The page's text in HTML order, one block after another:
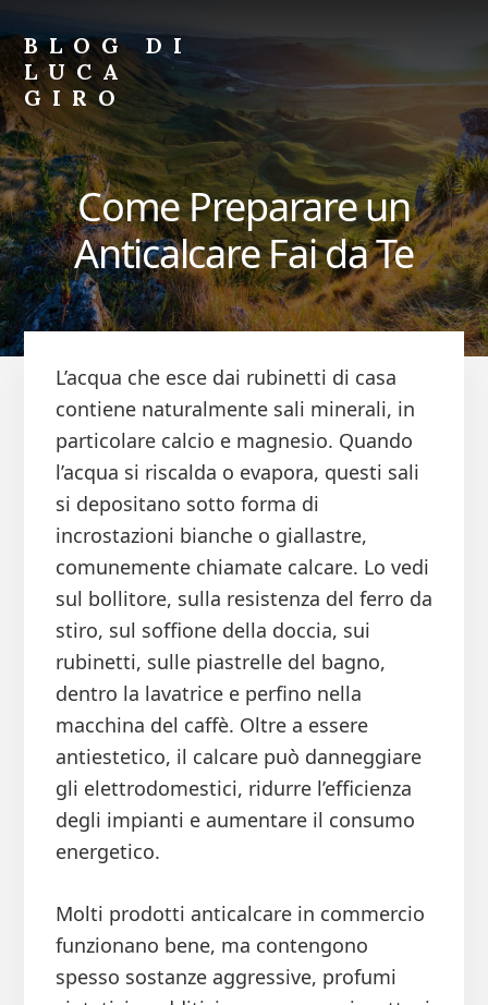
to
primary
sidebar
to
content
BLOG DI
LUCA
GIRO
Blog
di
Luca
Giro
Come Preparare un
Anticalcare Fai da Te
L’acqua che esce dai rubinetti di casa
contiene naturalmente sali minerali, in
particolare calcio e magnesio. Quando
l’acqua si riscalda o evapora, questi sali
si depositano sotto forma di
incrostazioni bianche o giallastre,
comunemente chiamate calcare. Lo vedi
sul bollitore, sulla resistenza del ferro da
stiro, sul soffione della doccia, sui
rubinetti, sulle piastrelle del bagno,
dentro la lavatrice e perfino nella
macchina del caffè. Oltre a essere
antiestetico, il calcare può danneggiare
gli elettrodomestici, ridurre l’efficienza
degli impianti e aumentare il consumo
energetico.
Molti prodotti anticalcare in commercio
funzionano bene, ma contengono
spesso sostanze aggressive, profumi